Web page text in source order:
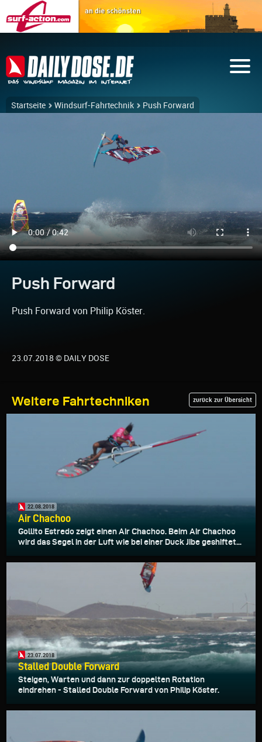
Startseite Windsurf-Fahrtechnik Push Forward
Push Forward
Push Forward von Philip Köster.
23.07.2018 © DAILY DOSE
Weitere Fahrtechniken zurück zur Übersicht
22.08.2018
Air Chachoo
Gollito Estredo zeigt einen Air Chachoo. Beim Air Chachoo
wird das Segel in der Luft wie bei einer Duck Jibe geshiftet...
23.07.2018
Stalled Double Forward
Steigen, Warten und dann zur doppelten Rotation
eindrehen - Stalled Double Forward von Philip Köster.